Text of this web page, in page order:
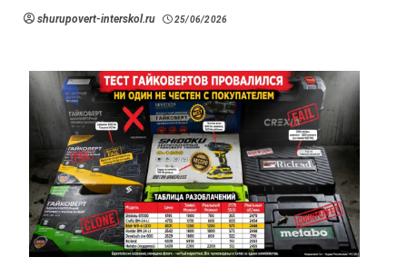
shurupovert-interskol.ru 25/06/2026